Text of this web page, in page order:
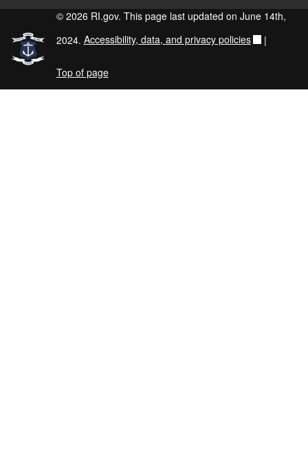
© 2026 RI.gov. This page last updated on June 14th,
2024. Accessibility, data, and privacy policies |
Top of page